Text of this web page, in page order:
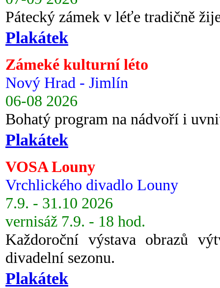
Pátecký zámek v léťe tradičně
Plakátek
Zámeké kulturní léto
Nový Hrad - Jimlín
06-08 2026
Bohatý program na nádvoří i
Plakátek
VOSA Louny
Vrchlického divadlo Louny
7.9. - 31.10 2026
vernisáž 7.9. - 18 hod.
Každoroční výstava obrazů
divadelní sezonu.
Plakátek